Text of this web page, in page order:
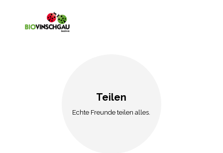
Teilen
Echte Freunde teilen alles.